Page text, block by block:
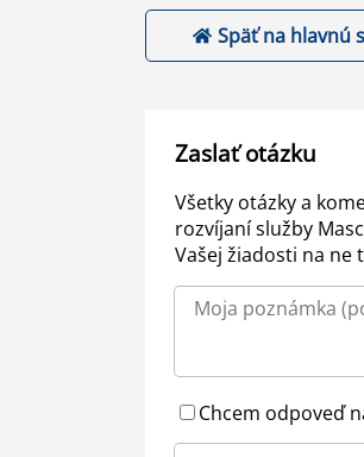
Späť na hlavnú
Zaslať otázku
Všetky otázky a
rozvíjaní služby
Vašej žiadosti na ne
Chcem odpoveď